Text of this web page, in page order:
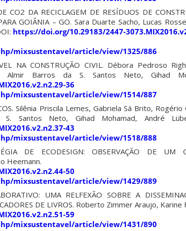
CO2 DA RECICLAGEM DE RESÍDUOS DE
GOIÂNIA – GO. Sara Duarte Sacho, Lucas
https://doi.org/10.29183/2447-
mixsustentavel/article/view/1325/886
NA CONSTRUÇÃO CIVIL. Débora Pedroso
Almir Barros da S. Santos Neto, Gihad
36
mixsustentavel/article/view/1514/887
Silênia Priscila Lemes, Gabriela Sá Brito, Rogério
Santos Neto, Gihad Mohamad, André
43
mixsustentavel/article/view/1518/888
DE ECODESIGN: OBSERVAÇÃO DE UM
Heemann.
50
mixsustentavel/article/view/1429/889
UMA RELFEXÃO SOBRE A
DE LIVROS. Roberto Zimmer Araujo, Karine
59
mixsustentavel/article/view/1431/890